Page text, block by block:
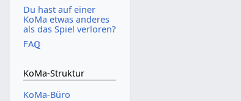
Du hast auf einer
KoMa etwas anderes
als das Spiel verloren?
FAℚ
KoMa-Struktur
KoMa-Büro